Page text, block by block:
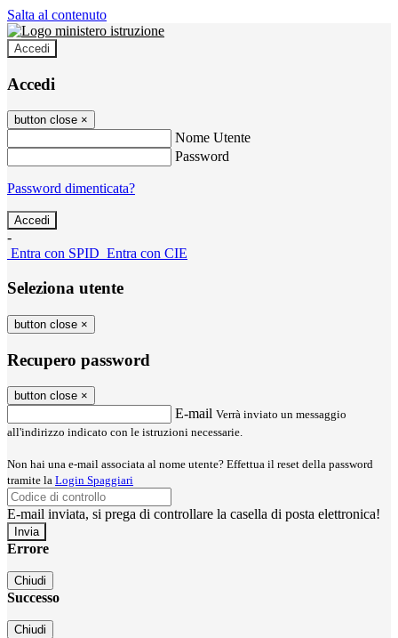
Salta al contenuto
Accedi
Accedi
button close ×
Nome Utente
Password
Password dimenticata?
-
Entra con SPID Entra con CIE
Seleziona utente
button close ×
Recupero password
button close ×
E-mail Verrà inviato un messaggio
all'indirizzo indicato con le istruzioni necessarie.
Non hai una e-mail associata al nome utente? Effettua il reset della password
tramite la Login Spaggiari
E-mail inviata, si prega di controllare la casella di posta elettronica!
Errore
Chiudi
Successo
Chiudi